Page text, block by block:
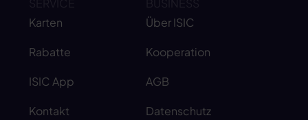
Karten
Rabatte
ISIC App
Kontakt
Über ISIC
Kooperation
AGB
Datenschutz